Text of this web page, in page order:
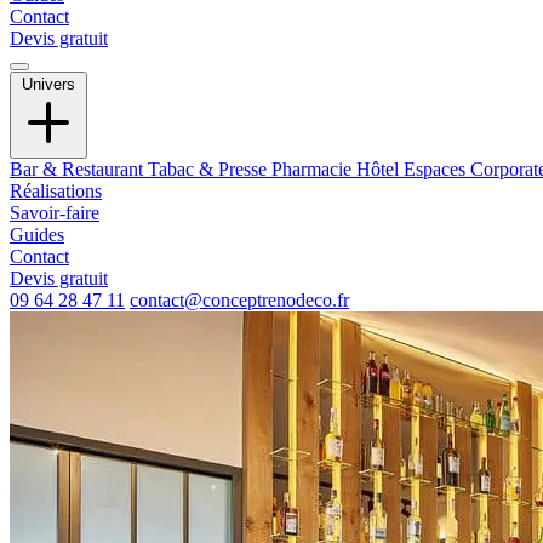
Contact
Devis gratuit
Univers
Bar & Restaurant Tabac & Presse Pharmacie Hôtel Espaces
Réalisations
Savoir-faire
Guides
Contact
Devis gratuit
09 64 28 47 11 contact@conceptrenodeco.fr